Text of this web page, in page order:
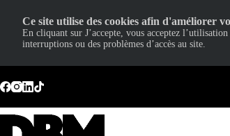
au
contenu
Ce site utilise des cookies afin d'améliorer
En cliquant sur J’accepte, vous acceptez
interruptions ou des problèmes d’accès au site.